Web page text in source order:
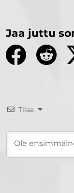
Jaa juttu
Tilaa